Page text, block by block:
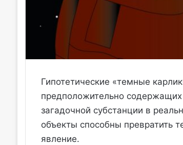
Гипотетические «темные
предположительно
загадочной субстанции в
объекты способны превратить
явление.